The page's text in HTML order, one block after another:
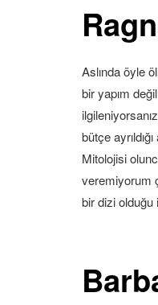
Aslında öyle
bir yapım
bütçe
Mitolojisi
veremiyorum
bir dizi